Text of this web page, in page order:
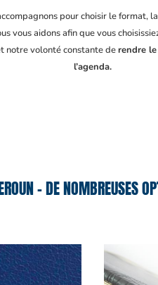
pour choisir le
vous aidons afin que vous
notre volonté constante derendre
l’agenda.
– DE NOMBREUSES